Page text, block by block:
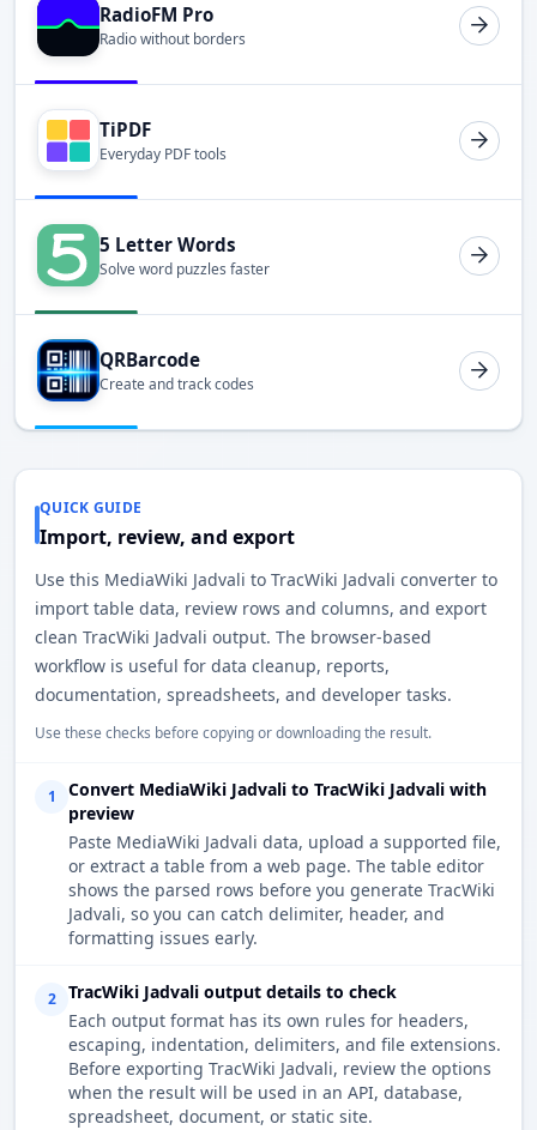
RadioFM Pro
Radio without borders
TiPDF
Everyday PDF tools
5 Letter Words
Solve word puzzles faster
QRBarcode
Create and track codes
QUICK GUIDE
Import, review, and export
Use this MediaWiki Jadvali to TracWiki Jadvali converter to
import table data, review rows and columns, and export
clean TracWiki Jadvali output. The browser-based
workflow is useful for data cleanup, reports,
documentation, spreadsheets, and developer tasks.
Use these checks before copying or downloading the result.
1
Convert MediaWiki Jadvali to TracWiki Jadvali with
preview
Paste MediaWiki Jadvali data, upload a supported file,
or extract a table from a web page. The table editor
shows the parsed rows before you generate TracWiki
Jadvali, so you can catch delimiter, header, and
formatting issues early.
2
TracWiki Jadvali output details to check
Each output format has its own rules for headers,
escaping, indentation, delimiters, and file extensions.
Before exporting TracWiki Jadvali, review the options
when the result will be used in an API, database,
spreadsheet, document, or static site.